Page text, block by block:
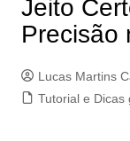
Jeito
Precisão
Lucas Martins
Tutorial e Dicas